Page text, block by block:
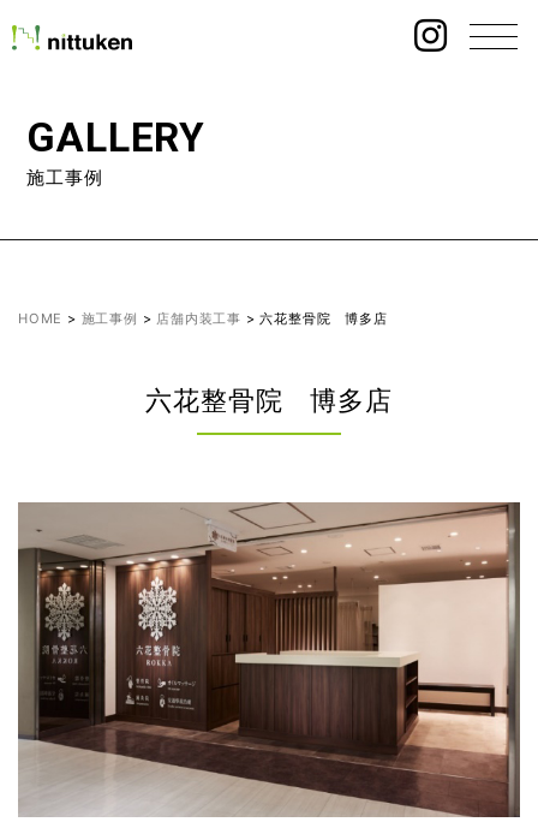
GALLERY
施工事例
HOME > 施工事例 > 店舗内装工事 >六花整骨院 博多店
六花整骨院 博多店